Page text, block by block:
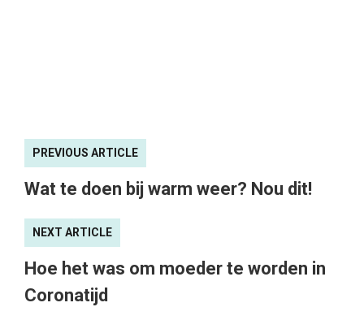
PREVIOUS ARTICLE
Wat te doen bij warm weer? Nou dit!
NEXT ARTICLE
Hoe het was om moeder te worden in
Coronatijd